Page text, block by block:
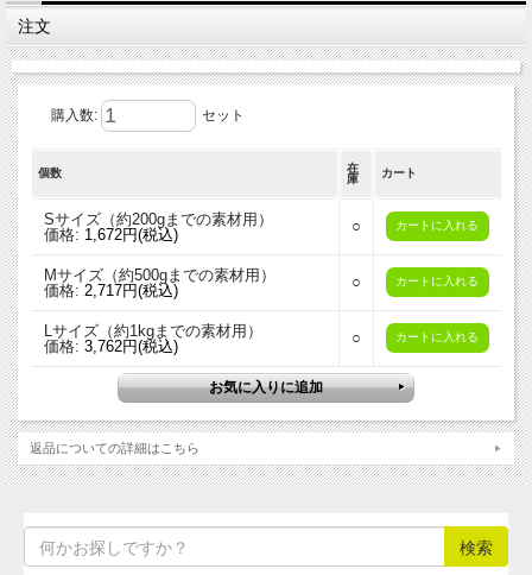
ロ仕様の本格染色キットです。染色に必要な染料と助剤がセ
＜ 本商品で染められる色 ＞
白橡色（しろつるばみ色）
白橡色（しろつるばみ色、別名「白茶」）。灰みの黄色。橡
色（つるばみ色）とは、ドングリ（ドングリの古名は「つる
色。
（参考文献: 色名辞典, 発行元: 新紀元社）
注文
購入数: セット
個数
在
庫
カート
Sサイズ（約200gまでの素材用）
価格: 1,672円(税込) ○
Mサイズ（約500gまでの素材用）
価格: 2,717円(税込) ○
Lサイズ（約1kgまでの素材用）
価格: 3,762円(税込) ○
返品についての詳細はこちら